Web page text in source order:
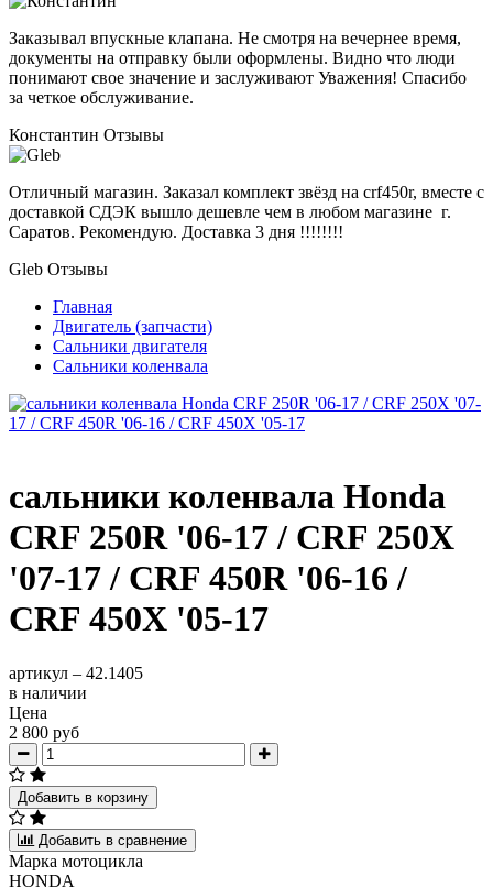
Заказывал впускные клапана. Не смотря на вечернее время,
документы на отправку были оформлены. Видно что люди
понимают свое значение и заслуживают Уважения! Спасибо
за четкое обслуживание.
Константин Отзывы
Отличный магазин. Заказал комплект звёзд на crf450r, вместе с
доставкой СДЭК вышло дешевле чем в любом магазине г.
Саратов. Рекомендую. Доставка 3 дня !!!!!!!!
Gleb Отзывы
Главная
Двигатель (запчасти)
Сальники двигателя
Сальники коленвала
сальники коленвала Honda
CRF 250R '06-17 / CRF 250X
'07-17 / CRF 450R '06-16 /
CRF 450X '05-17
артикул – 42.1405
в наличии
Цена
2 800 руб
Добавить в корзину
Добавить в сравнение
Марка мотоцикла
HONDA